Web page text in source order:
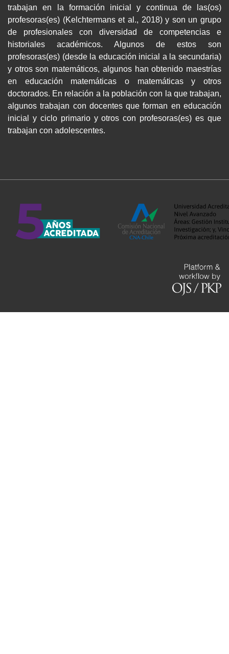
trabajan en la formación inicial y continua de las(os)
profesoras(es) (Kelchtermans et al., 2018) y son un grupo
de profesionales con diversidad de competencias e
historiales académicos. Algunos de estos son
profesoras(es) (desde la educación inicial a la secundaria)
y otros son matemáticos, algunos han obtenido maestrías
en educación matemáticas o matemáticas y otros
doctorados. En relación a la población con la que trabajan,
algunos trabajan con docentes que forman en educación
inicial y ciclo primario y otros con profesoras(es) es que
trabajan con adolescentes.